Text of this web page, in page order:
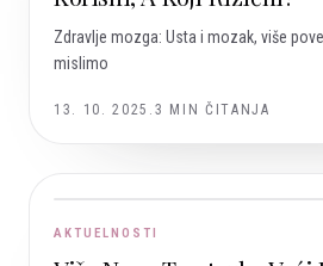
Zdravlje mozga: Usta i mozak, više
mislimo
13. 10. 2025. 3 MIN ČITANJA
AKTUELNOSTI